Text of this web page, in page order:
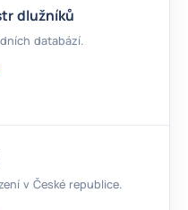
dlužníků
databází.
v České republice.